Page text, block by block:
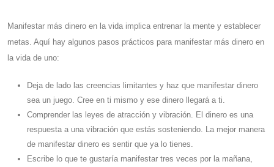
Manifestar más dinero en la vida implica entrenar la mente y establecer
metas. Aquí hay algunos pasos prácticos para manifestar más dinero en
la vida de uno:
Deja de lado las creencias limitantes y haz que manifestar dinero
sea un juego. Cree en ti mismo y ese dinero llegará a ti.
Comprender las leyes de atracción y vibración. El dinero es una
respuesta a una vibración que estás sosteniendo. La mejor manera
de manifestar dinero es sentir que ya lo tienes.
Escribe lo que te gustaría manifestar tres veces por la mañana,